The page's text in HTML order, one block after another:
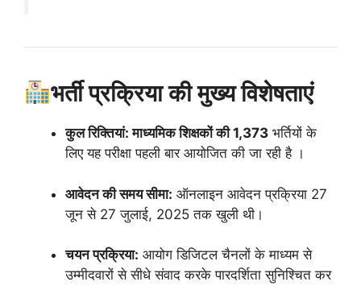
भर्ती प्रक्रिया की मुख्य विशेषताएं
कुल रिक्तियां:माध्यमिक शिक्षकों की 1,373 भर्तियों के
लिए यह परीक्षा पहली बार आयोजित की जा रही है ।
आवेदन की समय सीमा: ऑनलाइन आवेदन प्रक्रिया 27
जून से 27 जुलाई, 2025 तक खुली थी।
चयन प्रक्रिया: आयोग डिजिटल चैनलों के माध्यम से
उम्मीदवारों से सीधे संवाद करके पारदर्शिता सुनिश्चित कर